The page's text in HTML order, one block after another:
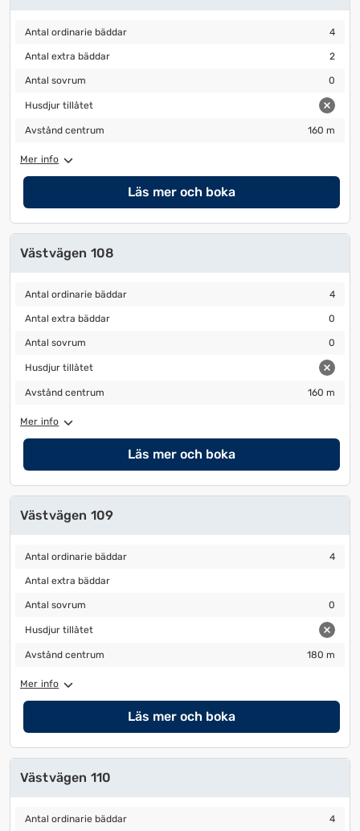
Antal ordinarie bäddar
Antal ordinarie bäddar 4
Antal extra bäddar
Antal extra bäddar 2
Antal sovrum
Antal sovrum 0
Husdjur tillåtet
Husdjur tillåtet
Avstånd centrum
Avstånd centrum 160 m
Mer info
Läs mer och boka
Västvägen 108
Antal ordinarie bäddar
Antal ordinarie bäddar 4
Antal extra bäddar
Antal extra bäddar 0
Antal sovrum
Antal sovrum 0
Husdjur tillåtet
Husdjur tillåtet
Avstånd centrum
Avstånd centrum 160 m
Mer info
Läs mer och boka
Västvägen 109
Antal ordinarie bäddar
Antal ordinarie bäddar 4
Antal extra bäddar
Antal extra bäddar
Antal sovrum
Antal sovrum 0
Husdjur tillåtet
Husdjur tillåtet
Avstånd centrum
Avstånd centrum 180 m
Mer info
Läs mer och boka
Västvägen 110
Antal ordinarie bäddar
Antal ordinarie bäddar 4